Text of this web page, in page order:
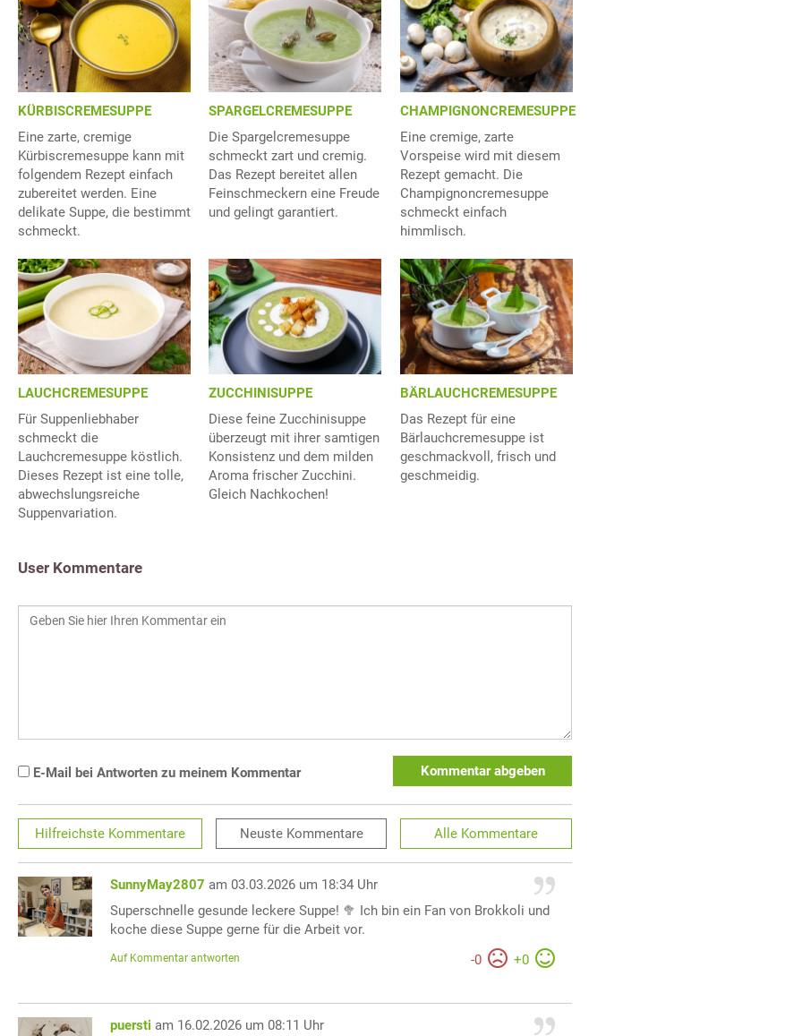
KÜRBISCREMESUPPE
Eine zarte, cremige
Kürbiscremesuppe kann mit
folgendem Rezept einfach
zubereitet werden. Eine
delikate Suppe, die bestimmt
schmeckt.
SPARGELCREMESUPPE
Die Spargelcremesuppe
schmeckt zart und cremig.
Das Rezept bereitet allen
Feinschmeckern eine Freude
und gelingt garantiert.
CHAMPIGNONCREMESUPPE
Eine cremige, zarte
Vorspeise wird mit diesem
Rezept gemacht. Die
Champignoncremesuppe
schmeckt einfach
himmlisch.
LAUCHCREMESUPPE
Für Suppenliebhaber
schmeckt die
Lauchcremesuppe köstlich.
Dieses Rezept ist eine tolle,
abwechslungsreiche
Suppenvariation.
ZUCCHINISUPPE
Diese feine Zucchinisuppe
überzeugt mit ihrer samtigen
Konsistenz und dem milden
Aroma frischer Zucchini.
Gleich Nachkochen!
BÄRLAUCHCREMESUPPE
Das Rezept für eine
Bärlauchcremesuppe ist
geschmackvoll, frisch und
geschmeidig.
User Kommentare
E-Mail bei Antworten zu meinem Kommentar Kommentar abgeben
Hilfreichste Kommentare Neuste Kommentare Alle Kommentare
SunnyMay2807 am 03.03.2026 um 18:34 Uhr
Superschnelle gesunde leckere Suppe! 🥦 Ich bin ein Fan von Brokkoli und
koche diese Suppe gerne für die Arbeit vor.
-0 +0
Auf Kommentar antworten
puersti am 16.02.2026 um 08:11 Uhr